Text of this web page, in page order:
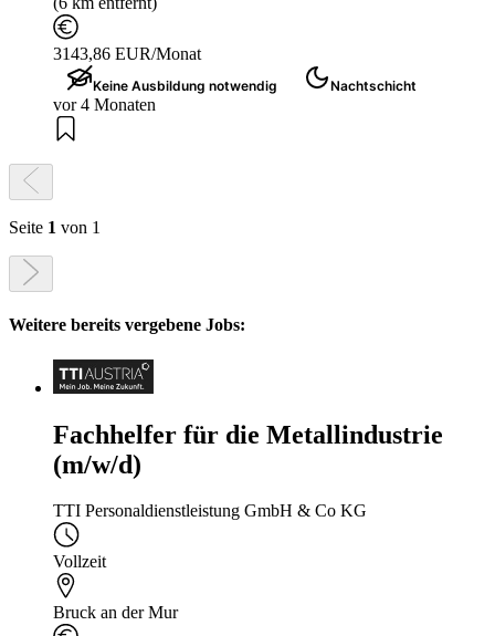
3143,86 EUR/Monat
Keine Ausbildung notwendig Nachtschicht
vor 4 Monaten
Seite 1 von 1
Weitere bereits vergebene Jobs:
Fachhelfer für die Metallindustrie
(m/w/d)
TTI Personaldienstleistung GmbH & Co KG
Vollzeit
Bruck an der Mur